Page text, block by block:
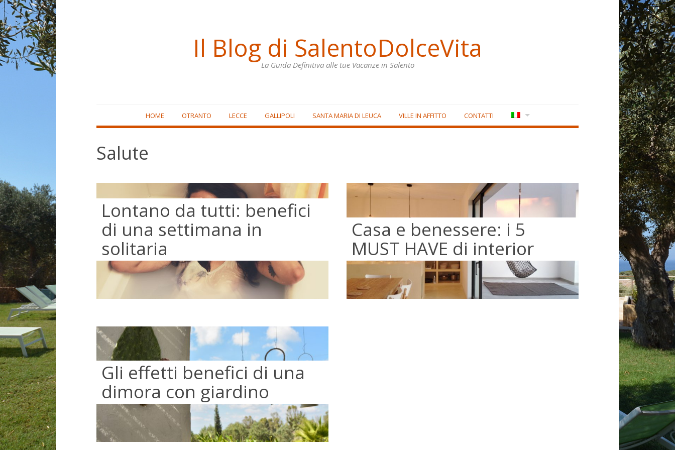
Il Blog di SalentoDolceVita
La Guida Definitiva alle tue Vacanze in Salento
content
HOME OTRANTO LECCE GALLIPOLI SANTA MARIA DI LEUCA VILLE IN AFFITTO CONTATTI
Salute
Lontano da tutti: benefici
di una settimana in
solitaria
Casa e benessere: i 5
MUST HAVE di interior
Gli effetti benefici di una
dimora con giardino